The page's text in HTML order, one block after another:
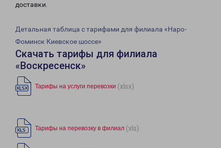
доставки.
Детальная таблица с тарифами для филиала «Наро-
Фоминск Киевское шоссе»
Скачать тарифы для филиала
«Воскресенск»
Тарифы на услуги перевозки (xlsx)
Тарифы на перевозку в филиал (xls)